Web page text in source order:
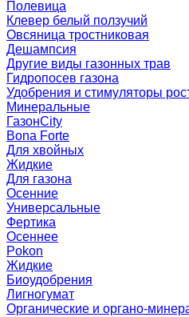
Полевица
Клевер белый ползучий
Овсяница тростниковая
Дешампсия
Другие виды газонных трав
Гидропосев газона
Удобрения и стимуляторы
Минеральные
ГазонCity
Bona Forte
Для хвойных
Жидкие
Для газона
Осенние
Универсальные
Фертика
Осеннее
Pokon
Жидкие
Биоудобрения
Лигногумат
Органические и органо-